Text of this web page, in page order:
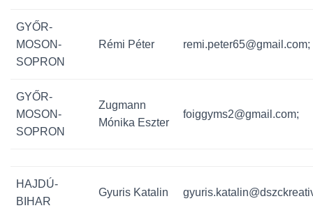
GYŐR-
MOSON-
SOPRON
Rémi Péter remi.peter65@gmail.com;
GYŐR-
MOSON-
SOPRON
Zugmann
Mónika Eszter
foiggyms2@gmail.com;
HAJDÚ-
BIHAR
Gyuris Katalin